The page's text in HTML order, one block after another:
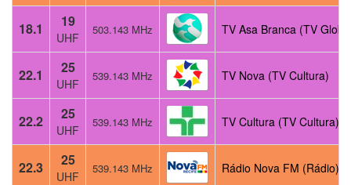
18.1 19
UHF
503.143 MHz TV Asa Branca (TV
22.1 25
UHF
539.143 MHz TV Nova (TV Cultura)
22.2 25
UHF
539.143 MHz TV Cultura (TV Cultura)
22.3 25
UHF
539.143 MHz Rádio Nova FM (Rádio)